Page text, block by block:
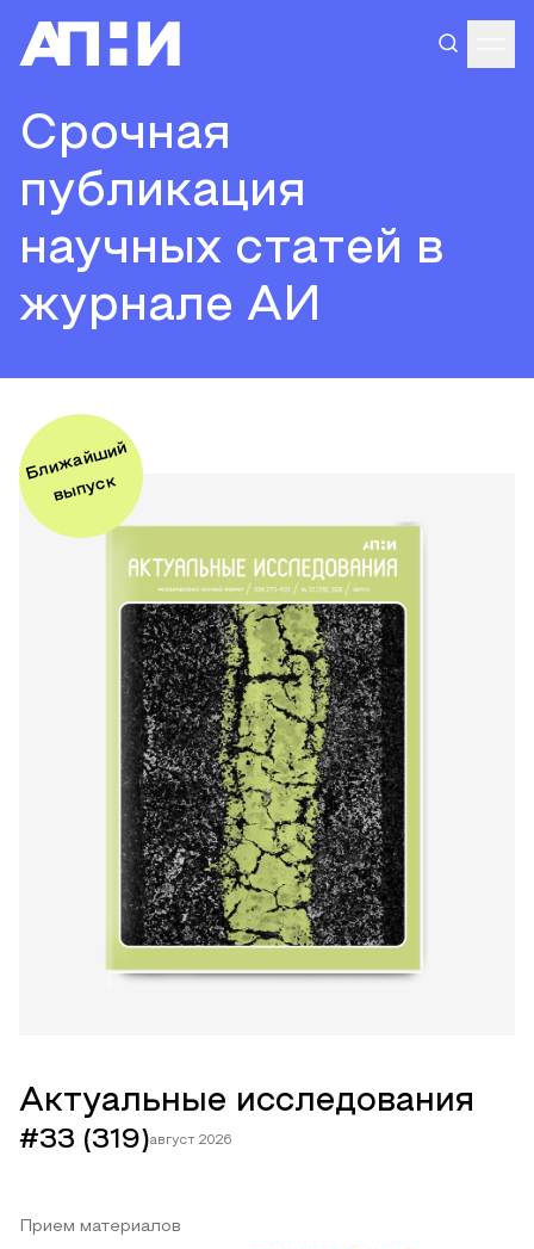
Срочная
публикация
научных статей в
журнале АИ
Ближайший
выпуск
Актуальные исследования
#33 (319)август 2026
Прием материалов